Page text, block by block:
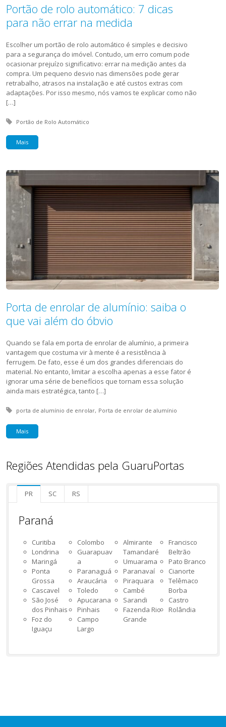
Portão de rolo automático: 7 dicas
para não errar na medida
Escolher um portão de rolo automático é simples e decisivo
para a segurança do imóvel. Contudo, um erro comum pode
ocasionar prejuízo significativo: errar na medição antes da
compra. Um pequeno desvio nas dimensões pode gerar
retrabalho, atrasos na instalação e até custos extras com
adaptações. Por isso mesmo, nós vamos te explicar como não
[…]
Tagged with:
Portão de Rolo Automático
Mais
Porta de enrolar de alumínio: saiba o
que vai além do óbvio
Quando se fala em porta de enrolar de alumínio, a primeira
vantagem que costuma vir à mente é a resistência à
ferrugem. De fato, esse é um dos grandes diferenciais do
material. No entanto, limitar a escolha apenas a esse fator é
ignorar uma série de benefícios que tornam essa solução
ainda mais estratégica, tanto […]
Tagged with:
porta de alumínio de enrolar Porta de enrolar de alumínio
Mais
Regiões Atendidas pela GuaruPortas
PR SC RS
Paraná
Curitiba
Londrina
Maringá
Ponta
Grossa
Cascavel
São José
dos Pinhais
Foz do
Iguaçu
Colombo
Guarapuav
a
Paranaguá
Araucária
Toledo
Apucarana
Pinhais
Campo
Largo
Almirante
Tamandaré
Umuarama
Paranavaí
Piraquara
Cambé
Sarandi
Fazenda Rio
Grande
Francisco
Beltrão
Pato Branco
Cianorte
Telêmaco
Borba
Castro
Rolândia